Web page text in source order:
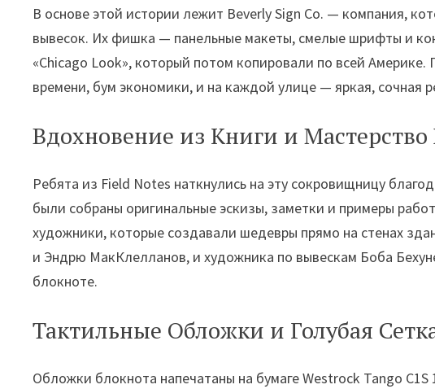
В основе этой истории лежит Beverly Sign Co. — компания,
вывесок. Их фишка — панельные макеты, смелые шрифты и
«Chicago Look», который потом копировали по всей Америке.
времени, бум экономики, и на каждой улице — яркая, сочная
Вдохновение из Книги и
Ребята из Field Notes наткнулись на эту сокровищницу
были собраны оригинальные эскизы, заметки и примеры
художники, которые создавали шедевры прямо на стенах
и Эндрю МакКлелланов, и художника по вывескам Боба
блокноте.
Тактильные Обложки и Голубая
Обложки блокнота напечатаны на бумаге Westrock Tango